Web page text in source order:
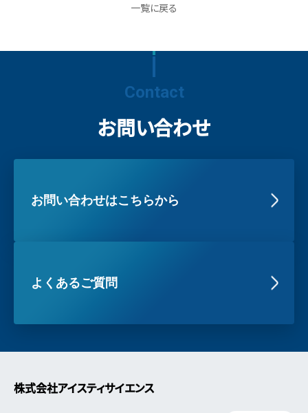
一覧に戻る
Contact
お問い合わせ
お問い合わせはこちらから
よくあるご質問
株式会社アイスティサイエンス